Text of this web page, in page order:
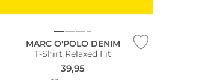
Nachhaltig
MARC O'POLO DENIM
T-Shirt Relaxed Fit
39,95